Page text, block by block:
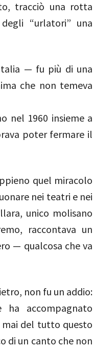
tracciò una rotta
“urlatori” una
— fu più di una
che non temeva
nel 1960 insieme a
poter fermare il
quel miracolo
nei teatri e nei
unico molisano
raccontava un
— qualcosa che va
non fu un addio:
accompagnato
mai del tutto questo
di un canto che non